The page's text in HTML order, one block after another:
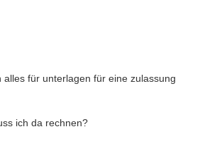
für unterlagen für eine zulassung
ich da rechnen?